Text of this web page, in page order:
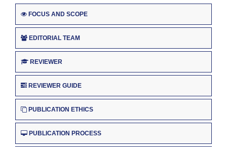
FOCUS AND SCOPE
EDITORIAL TEAM
REVIEWER
REVIEWER GUIDE
PUBLICATION ETHICS
PUBLICATION PROCESS